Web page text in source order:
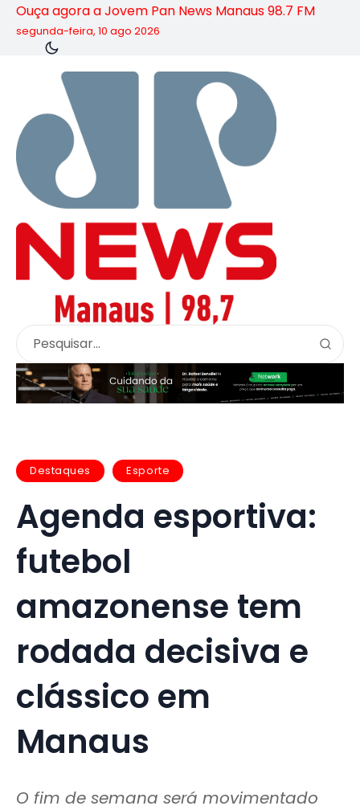
Ouça agora a Jovem Pan News Manaus 98.7 FM
segunda-feira, 10 ago 2026
Destaques Esporte
Agenda esportiva:
futebol
amazonense tem
rodada decisiva e
clássico em
Manaus
O fim de semana será movimentado